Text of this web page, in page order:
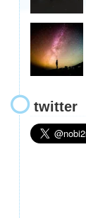
twitter